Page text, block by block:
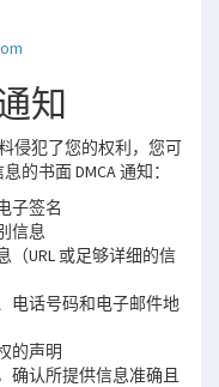
知
侵犯了您的权利，您可
的书面 DMCA 通知：
子签名
信息
URL 或足够详细的信
电话号码和电子邮件地
的声明
确认所提供信息准确且